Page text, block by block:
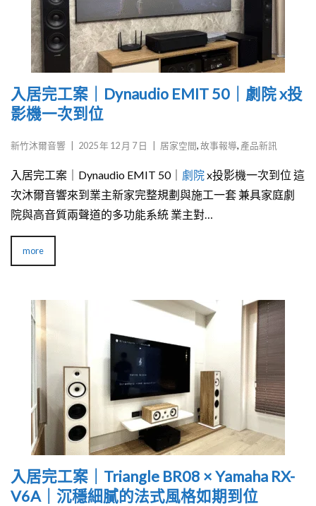
入居完工案｜Dynaudio EMIT 50｜劇院 x投
影機一次到位
新竹沐爾音響 2025 年 12 月 7 日 居家空間,故事報導, 產品新訊
入居完工案｜Dynaudio EMIT 50｜ 劇院x投影機一次到位 這
次沐爾音響來到業主新家完整規劃與施工一套 兼具家庭劇
院與高音質兩聲道的多功能系統 業主對…
more
入居完工案｜Triangle BR08 × Yamaha RX-
V6A｜沉穩細膩的法式風格如期到位